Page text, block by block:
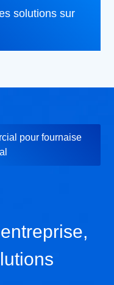
solutions sur
pour fournaise